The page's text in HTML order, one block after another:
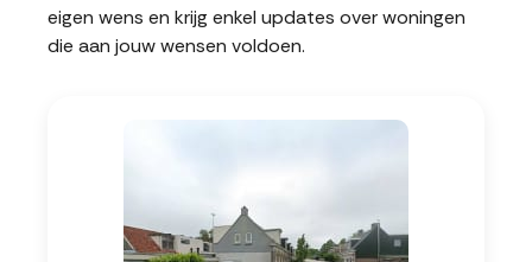
eigen wens en krijg enkel updates over woningen
die aan jouw wensen voldoen.